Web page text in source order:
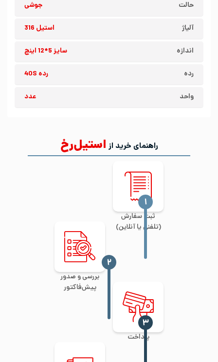
حالت جوشی
آلیاژ استیل 316
اندازه سایز 5*12 اینچ
رده رده 40S
واحد عدد
راهنمای خرید از استیل‌رخ
ثبت سفارش
(تلفنی یا آنلاین)
‍۱
بررسی و صدور
پیش‌فاکتور
‍۲
پرداخت
‍۳